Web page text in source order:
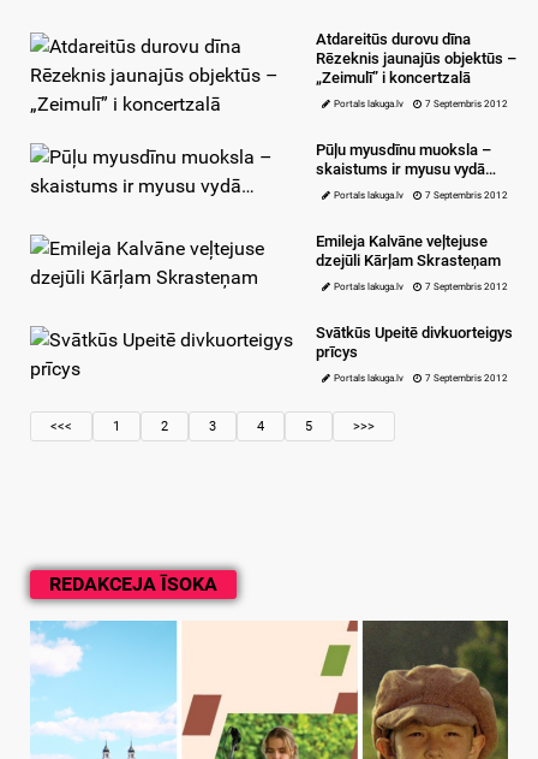
REDAKCEJA ĪSOKA
Atdareitūs durovu dīna
Rēzeknis jaunajūs objektūs –
„Zeimulī” i koncertzalā
Portals lakuga.lv 7 Septembris 2012
Pūļu myusdīnu muoksla –
skaistums ir myusu vydā…
Portals lakuga.lv 7 Septembris 2012
Emileja Kalvāne veļtejuse
dzejūli Kārļam Skrasteņam
Portals lakuga.lv 7 Septembris 2012
Svātkūs Upeitē divkuorteigys
prīcys
Portals lakuga.lv 7 Septembris 2012
<<< 1 2 3 4 5 >>>